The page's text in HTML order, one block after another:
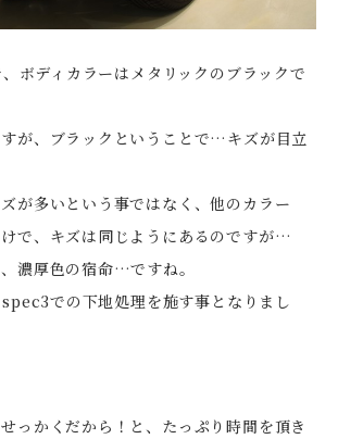
ボディカラーはメタリックのブラックで
が、ブラックということで…キズが目立
が多いという事ではなく、他のカラー
で、キズは同じようにあるのですが…
濃厚色の宿命…ですね。
での下地処理を施す事となりまし
っかくだから！と、たっぷり時間を頂き